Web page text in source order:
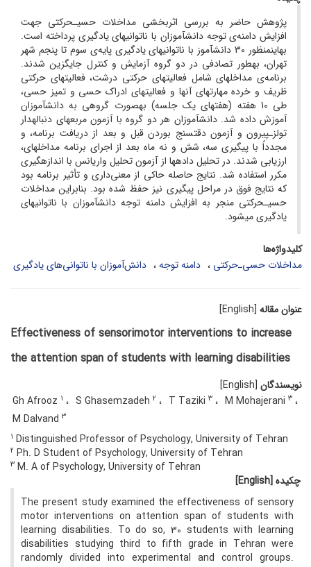
پژوهش حاضر به بررسی اثربخشی مداخلات حسی­ـ­حرکتی جهت
افزایش دامنه‌ی توجه دانش­آموزان با ناتوانی­های یادگیری پرداخته است.
به­این­منظور 30 دانش­آموز با ناتوانی­های یادگیری پایه‌ی سوم تا پنجم شهر
تهران، به­طور تصادفی در دو گروه آزمایش و کنترل جایگزین شدند.
برنامه‌ی مداخله­ای شامل فعالیت­های حرکتی درشت، فعالیت­های حرکتی
ظریف و خرده مهارت­های آن­ها و فعالیت­های ادراک حسی و تمیز حسی،
طی 10 هفته (هفته­ای یک جلسه) به­صورت گروهی به دانش­آموزان
آموزش داده شد. دانش­آموزان هر دو گروه با آزمون مربع­های دنباله­دار
تولزـ­پیرون و آزمون دقت­سنج بوردن قبل و بعد از دریافت برنامه، و
مجدداً با پیگیری سه، شش و نه ماه بعد از اجرای برنامه مداخله­ای،
ارزیابی شدند. در تحلیل داده­ها از آزمون تحلیل واریانس با اندازه­گیری
مکرر استفاده شد. نتایج حاصله حاکی از معنی‌داری و تأثیر برنامه بود
که نتایج فوق در مراحل پیگیری نیز حفظ شده بود. بنابراین مداخلات
حسی­ـ­حرکتی منجر به افزایش دامنه توجه دانش­آموزان با ناتوانی­های
یادگیری می­شود.
کلیدواژه‌ها
مداخلات حسی‌ـ‌حرکتی
دامنه توجه دانش‌آموزان با ناتوانی‌های یادگیری
عنوان مقاله [English]
Effectiveness of sensorimotor interventions to increase
the attention span of students with learning disabilities
نویسندگان [English]
Gh Afrooz 1 S Ghasemzadeh 2 T Taziki 3 M Mohajerani 3
M Dalvand 3
1 Distinguished Professor of Psychology, University of Tehran
2 Ph. D Student of Psychology, University of Tehran
3 M. A of Psychology, University of Tehran
چکیده [English]
The present study examined the effectiveness of sensory
motor interventions on attention span of students with
learning disabilities. To do so, 30 students with learning
disabilities studying third to fifth grade in Tehran were
randomly divided into experimental and control groups.